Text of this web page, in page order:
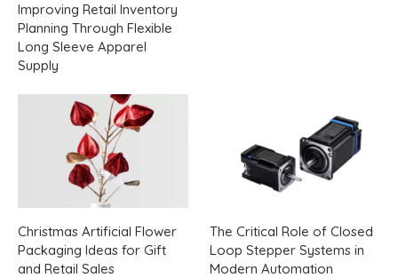
Improving Retail Inventory
Planning Through Flexible
Long Sleeve Apparel
Supply
Christmas Artificial Flower
Packaging Ideas for Gift
and Retail Sales
The Critical Role of Closed
Loop Stepper Systems in
Modern Automation